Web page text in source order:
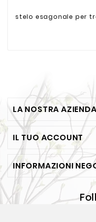
stelo esagonale per
LA NOSTRA AZIENDA
IL TUO ACCOUNT
INFORMAZIONI